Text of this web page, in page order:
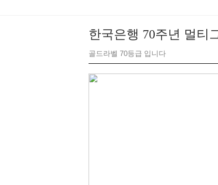
한국은행 70주년 멀티
골드라벨 70등급 입니다